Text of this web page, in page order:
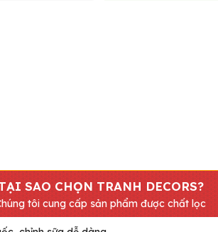
SAO CHỌN TRANH DECORS?
tôi cung cấp sản phẩm được chất lọc